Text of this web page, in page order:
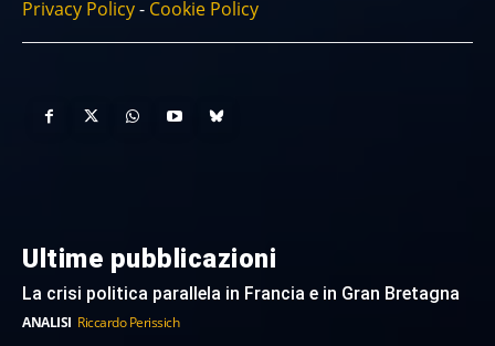
Privacy Policy- Cookie Policy
Ultime pubblicazioni
La crisi politica parallela in Francia e in Gran Bretagna
ANALISI Riccardo Perissich